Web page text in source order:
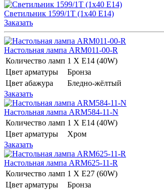
Светильник 1599/1T (1x40 E14)
Заказать
Настольная лампа ARM011-00-R
Количество ламп 1 Х E14 (40W)
Цвет арматуры
Бронза
Цвет абажура
Бледно-жёлтый
Заказать
Настольная лампа ARM584-11-N
Количество ламп 1 Х E14 (40W)
Цвет арматуры
Хром
Заказать
Настольная лампа ARM625-11-R
Количество ламп 1 Х E27 (60W)
Цвет арматуры
Бронза